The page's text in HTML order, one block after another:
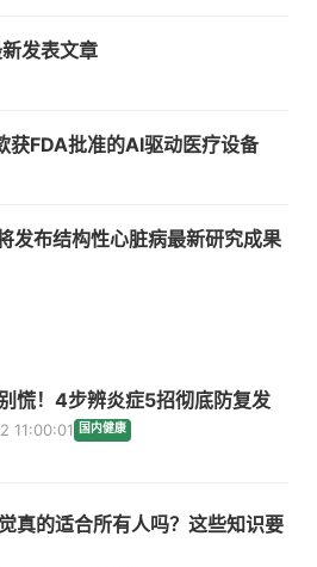
发表文章
FDA批准的AI驱动医疗设备
发布结构性心脏病最新研究成果
慌！4步辨炎症5招彻底防复发
11:00:01 国内健康
真的适合所有人吗？这些知识要